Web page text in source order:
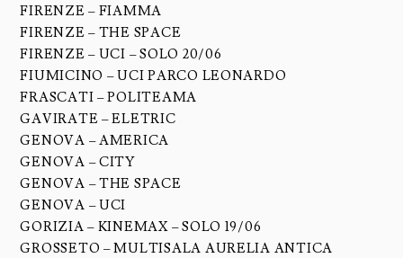
FIRENZE – FIAMMA
FIRENZE – THE SPACE
FIRENZE – UCI – SOLO 20/06
FIUMICINO – UCI PARCO LEONARDO
FRASCATI – POLITEAMA
GAVIRATE – ELETRIC
GENOVA – AMERICA
GENOVA – CITY
GENOVA – THE SPACE
GENOVA – UCI
GORIZIA – KINEMAX – SOLO 19/06
GROSSETO – MULTISALA AURELIA ANTICA